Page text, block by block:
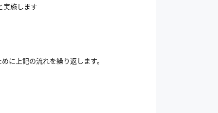
実施します
に上記の流れを繰り返します。